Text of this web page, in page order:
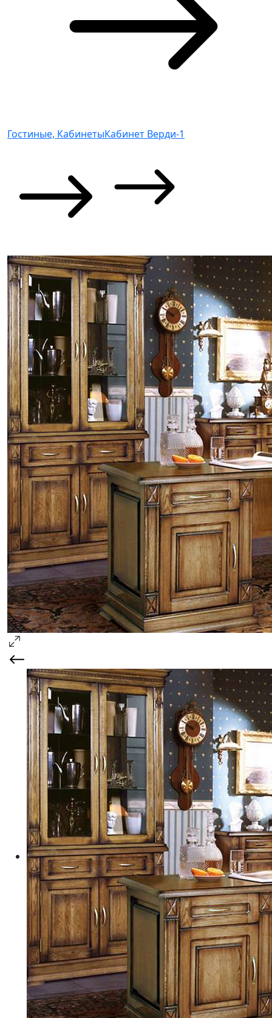
Гостиные, КабинетыКабинет Верди-1